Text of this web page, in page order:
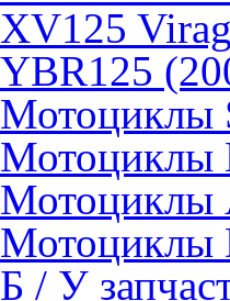
XV125
YBR125
Мотоциклы
Мотоциклы
Мотоциклы
Мотоциклы
Б / У